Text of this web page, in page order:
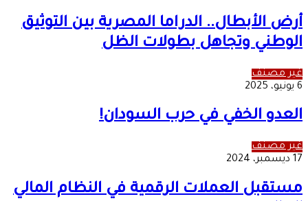
أرض الأبطال.. الدراما المصرية بين التوثيق
الوطني وتجاهل بطولات الظل
غير مصنف
6 يونيو، 2025
العدو الخفي في حرب السودان!
غير مصنف
17 ديسمبر، 2024
مستقبل العملات الرقمية في النظام المالي